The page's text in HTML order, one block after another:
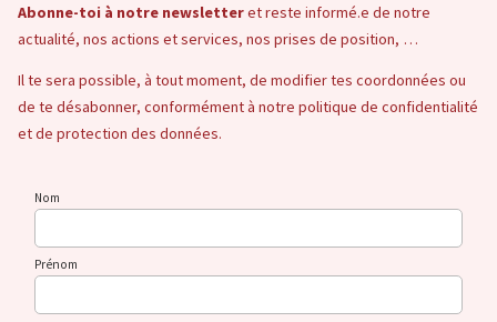
Abonne-toi à notre newsletteret reste informé.e de notre
actualité, nos actions et services, nos prises de position, …
Il te sera possible, à tout moment, de modifier tes coordonnées ou
de te désabonner, conformément à notre politique de confidentialité
et de protection des données.
Nom
Prénom